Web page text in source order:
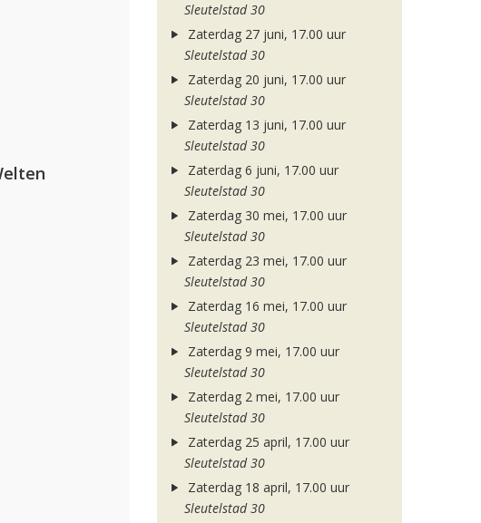
Sleutelstad 30
Zaterdag 27 juni, 17.00 uur
Sleutelstad 30
Zaterdag 20 juni, 17.00 uur
Sleutelstad 30
Zaterdag 13 juni, 17.00 uur
Sleutelstad 30
Zaterdag 6 juni, 17.00 uur
Sleutelstad 30
Zaterdag 30 mei, 17.00 uur
Sleutelstad 30
Zaterdag 23 mei, 17.00 uur
Sleutelstad 30
Zaterdag 16 mei, 17.00 uur
Sleutelstad 30
Zaterdag 9 mei, 17.00 uur
Sleutelstad 30
Zaterdag 2 mei, 17.00 uur
Sleutelstad 30
Zaterdag 25 april, 17.00 uur
Sleutelstad 30
Zaterdag 18 april, 17.00 uur
Sleutelstad 30